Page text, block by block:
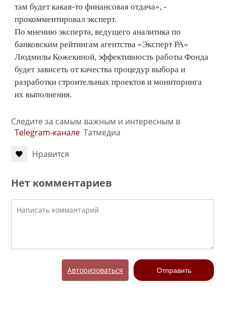
там будет какая-то финансовая отдача», -
прокомментировал эксперт.
По мнению эксперта, ведущего аналитика по
банковским рейтингам агентства «Эксперт РА»
Людмилы Кожекиной, эффективность работы Фонда
будет зависеть от качества процедур выбора и
разработки строительных проектов и мониторинга
их выполнения.
Следите за самым важным и интересным в
Telegram-канале Татмедиа
Нравится
Нет комментариев
Авторизоваться Отправить